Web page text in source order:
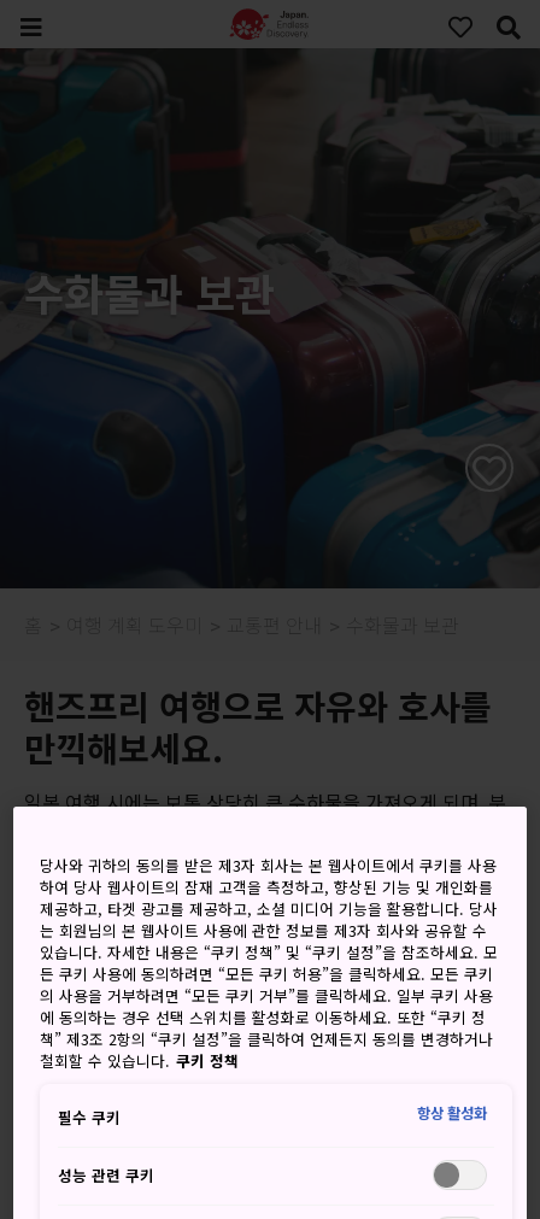
수화물과 보관
핸즈프리 여행으로 자유와 호사를
만끽해보세요.
일본 여행 시에는 보통 상당히 큰 수하물을 가져오게 되며, 분
여행에 큰 스트레스입니다.
다행히 일본의 헌신적인 고객 서비스를 통해 수하물을 쉽게 옮
기거나 보관할 수 있어, '핸즈프리(짐 없이)' 여행이 가능합니
다.
핸즈프리 여행으로 무거운 수하물을 불편하게 들고 다니지 않
아도 쉽고 편안하게 여행하실 수 있습니다. 고품격 배달 및 보
관 서비스를 이용해 일본 전역에서 수하물 없이 여행을 만끽할
당사와 귀하의 동의를 받은 제3자 회사는 본 웹사이트에서 쿠키를 사용
하여 당사 웹사이트의 잠재 고객을 측정하고, 향상된 기능 및 개인화를
제공하고, 타겟 광고를 제공하고, 소셜 미디어 기능을 활용합니다. 당사
는 회원님의 본 웹사이트 사용에 관한 정보를 제3자 회사와 공유할 수
있습니다. 자세한 내용은 “쿠키 정책” 및 “쿠키 설정”을 참조하세요. 모
든 쿠키 사용에 동의하려면 “모든 쿠키 허용”을 클릭하세요. 모든 쿠키
의 사용을 거부하려면 “모든 쿠키 거부”를 클릭하세요. 일부 쿠키 사용
에 동의하는 경우 선택 스위치를 활성화로 이동하세요. 또한 “쿠키 정
책” 제3조 2항의 “쿠키 설정”을 클릭하여 언제든지 동의를 변경하거나
철회할 수 있습니다. 쿠키 정책
필수 쿠키 항상 활성화
성능 관련 쿠키